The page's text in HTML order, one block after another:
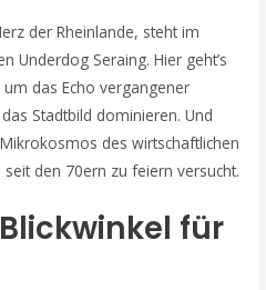
der Rheinlande, steht im
Underdog Seraing. Hier geht’s
das Echo vergangener
Stadtbild dominieren. Und
des wirtschaftlichen
den 70ern zu feiern versucht.
für